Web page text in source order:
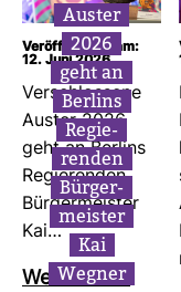
Auster
2026
geht an
Ber­lins
Regie­
renden
Bür­ger­
meister
Kai
Wegner
Veröffentlicht am:
12. Juni 2026
Ver­schlos­sene
Auster 2026
geht an Ber­lins
Regie­renden
Bür­ger­meister
Kai…
Wei­ter­lesen